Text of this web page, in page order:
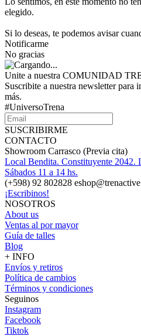
elegido.
Si lo deseas, te podemos avisar
Notificarme
No gracias
Unite a nuestra COMUNIDAD
Suscribite a nuestra newsletter para
más.
#UniversoTrena
SUSCRIBIRME
CONTACTO
Showroom Carrasco (Previa cita)
Local Bendita. Constituyente 2042.
Sábados 11 a 14 hs.
(+598) 92 802828
¡Escribinos!
NOSOTROS
About us
Ventas al por mayor
Guía de talles
Blog
+ INFO
Envíos y retiros
Política de cambios
Términos y condiciones
Seguinos
Instagram
Facebook
Tiktok